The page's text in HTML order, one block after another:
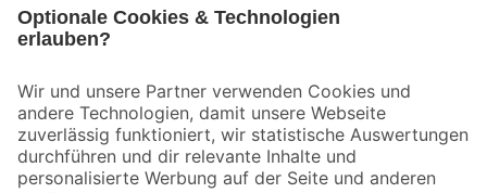
Der toom Newsletter: Keine Angebote und Aktionen mehr verpassen!
Zur Newsletter Anmeldung